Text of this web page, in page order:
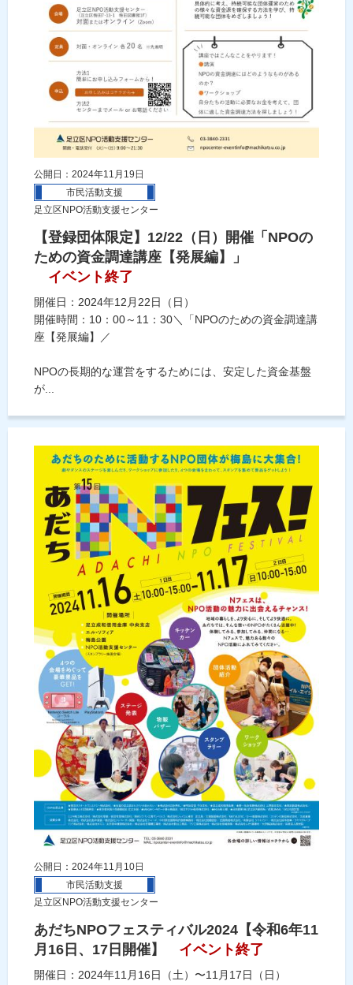
公開日：2024年11月19日
市民活動支援
足立区NPO活動支援センター
【登録団体限定】12/22（日）開催「NPOの
ための資金調達講座【発展編】」
イベント終了
開催日：2024年12月22日（日）
開催時間：10：00～11：30＼「NPOのための資金調達講
座【発展編】／
NPOの長期的な運営をするためには、安定した資金基盤
が...
公開日：2024年11月10日
市民活動支援
足立区NPO活動支援センター
あだちNPOフェスティバル2024【令和6年11
月16日、17日開催】
イベント終了
開催日：2024年11月16日（土）〜11月17日（日）